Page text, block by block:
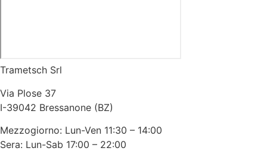
Trametsch Srl
Via Plose 37
I-39042 Bressanone (BZ)
Mezzogiorno: Lun-Ven 11:30 – 14:00
Sera: Lun-Sab 17:00 – 22:00